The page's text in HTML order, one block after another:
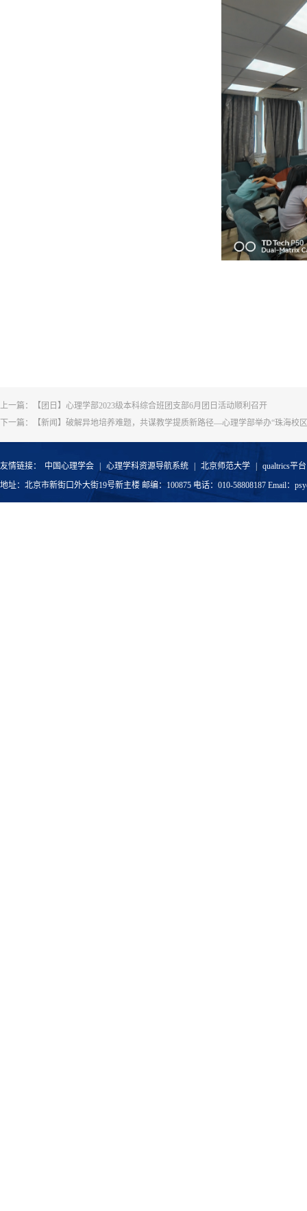
上一篇：
【团日】心理学部2023级本科综合班团支部6月团日活动顺利召开
下一篇：
【新闻】破解异地培养难题，共谋教学提质新路径—心理学部举办“珠海校
友情链接： 中国心理学会 心理学科资源导航系统 北京师范大学
qualtrics平台
地址：北京市新街口外大街19号新主楼 邮编：100875 电话：010-58808187 Email：